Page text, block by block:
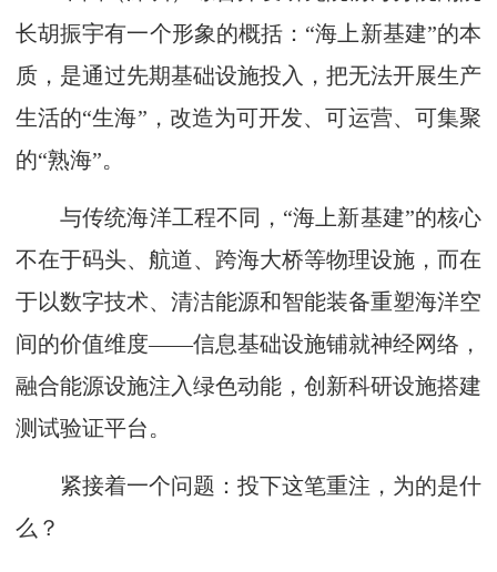
长胡振宇有一个形象的概括：“海上新基建”的本
质，是通过先期基础设施投入，把无法开展生产
生活的“生海”，改造为可开发、可运营、可集聚
的“熟海”。
与传统海洋工程不同，“海上新基建”的核心
不在于码头、航道、跨海大桥等物理设施，而在
于以数字技术、清洁能源和智能装备重塑海洋空
间的价值维度——信息基础设施铺就神经网络，
融合能源设施注入绿色动能，创新科研设施搭建
测试验证平台。
紧接着一个问题：投下这笔重注，为的是什
么？